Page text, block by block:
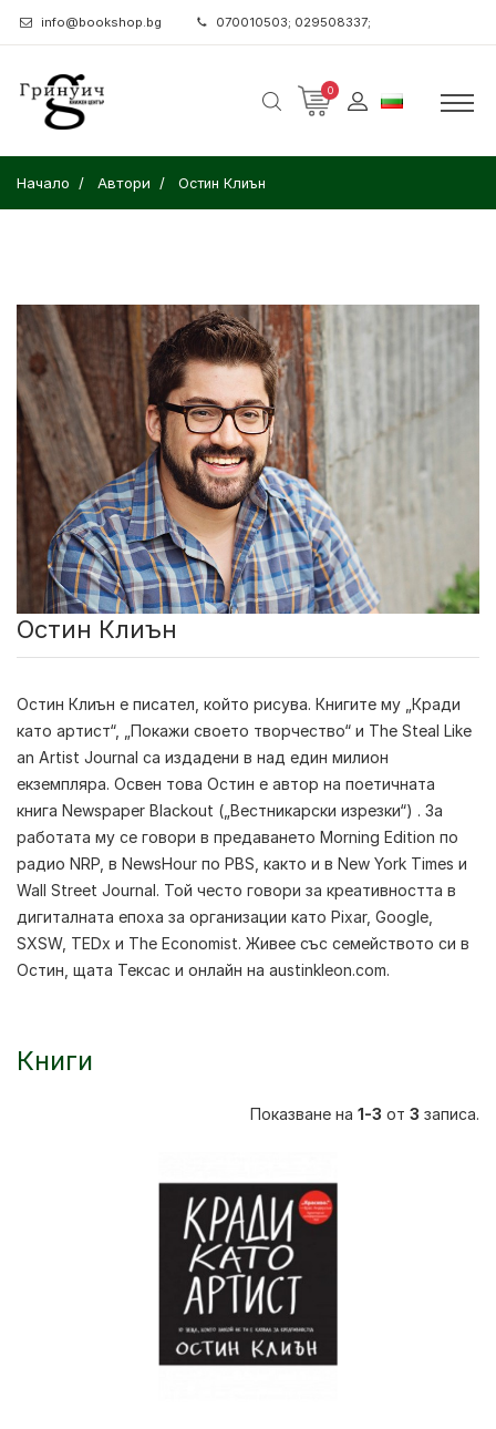
info@bookshop.bg 070010503; 029508337;
0
Начало Автори Остин Клиън
Остин Клиън
Остин Клиън е писател, който рисува. Книгите му „Кради
като артист“, „Покажи своето творчество“ и The Steal Like
an Artist Journal са издадени в над един милион
екземпляра. Освен това Остин е автор на поетичната
книга Newspaper Blackout („Вестникарски изрезки“) . За
работата му се говори в предаването Morning Edition по
радио NRP, в NewsHour по PBS, както и в New York Times и
Wall Street Journal. Той често говори за креативността в
дигиталната епоха за организации като Pixar, Google,
SXSW, TEDx и The Economist. Живее със семейството си в
Остин, щата Тексас и онлaйн на austinkleon.com.
Книги
Показване на 1-3 от 3 записа.